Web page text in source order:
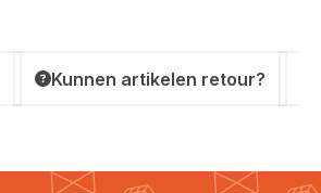
Kunnen artikelen retour?